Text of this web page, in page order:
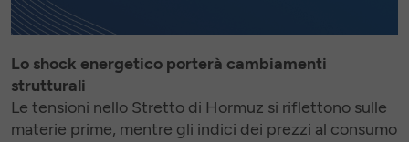
Lo shock energetico porterà cambiamenti
strutturali
Le tensioni nello Stretto di Hormuz si riflettono sulle
materie prime, mentre gli indici dei prezzi al consumo